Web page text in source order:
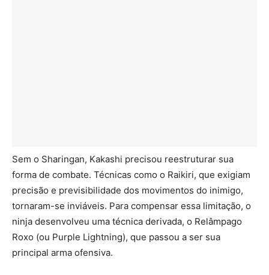
Sem o Sharingan, Kakashi precisou reestruturar sua
forma de combate. Técnicas como o Raikiri, que exigiam
precisão e previsibilidade dos movimentos do inimigo,
tornaram-se inviáveis. Para compensar essa limitação, o
ninja desenvolveu uma técnica derivada, o Relâmpago
Roxo (ou Purple Lightning), que passou a ser sua
principal arma ofensiva.